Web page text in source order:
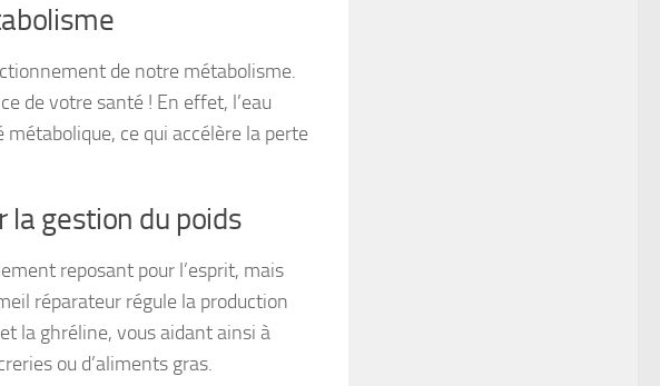
de notre métabolisme.
de votre santé ! En effet, l’eau
ce qui accélère la perte
la gestion du poids
reposant pour l’esprit, mais
réparateur régule la production
la ghréline, vous aidant ainsi à
ou d’aliments gras.